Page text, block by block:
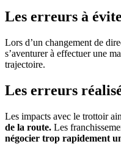
Les erreurs à
Lors d’un changement de
s’aventurer à effectuer une
trajectoire.
Les erreurs
Les impacts avec le trottoir
de la route. Les
négocier trop rapidement